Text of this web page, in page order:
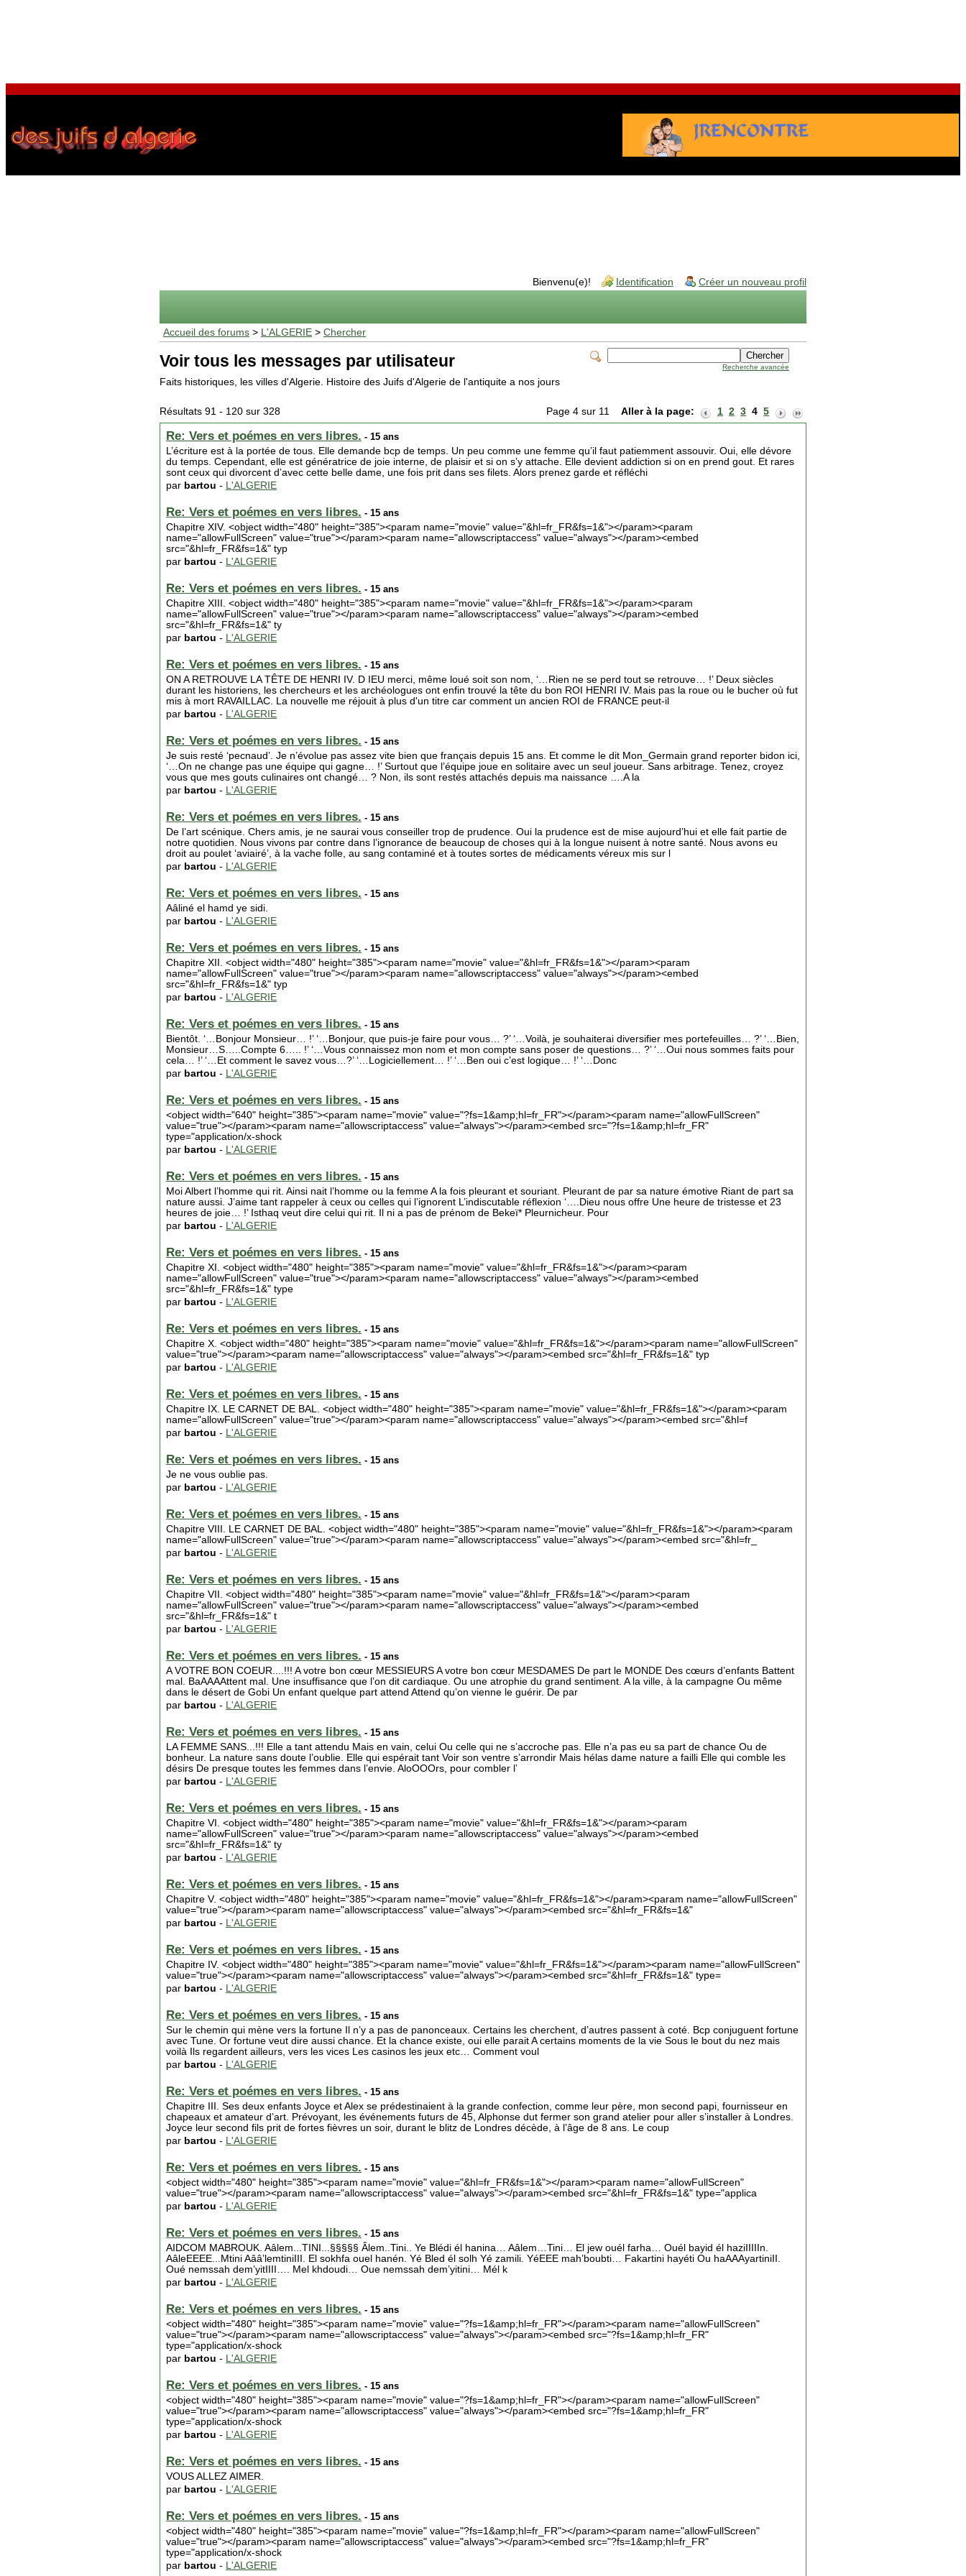
Bienvenu(e)! Identification Créer un nouveau profil
Accueil des forums > L'ALGERIE > Chercher
Recherche avancée
Voir tous les messages par utilisateur
Faits historiques, les villes d'Algerie. Histoire des Juifs d'Algerie de l'antiquite a nos jours
Page 4 sur 11 Aller à la page: 1 2 3 4 5
Résultats 91 - 120 sur 328
Re: Vers et poémes en vers libres. - 15 ans
L’écriture est à la portée de tous. Elle demande bcp de temps. Un peu comme une femme qu’il faut patiemment assouvir. Oui, elle dévore
du temps. Cependant, elle est génératrice de joie interne, de plaisir et si on s’y attache. Elle devient addiction si on en prend gout. Et rares
sont ceux qui divorcent d’avec cette belle dame, une fois prit dans ses filets. Alors prenez garde et réfléchi
par bartou - L'ALGERIE
Re: Vers et poémes en vers libres. - 15 ans
Chapitre XIV. <object width="480" height="385"><param name="movie" value="&hl=fr_FR&fs=1&"></param><param
name="allowFullScreen" value="true"></param><param name="allowscriptaccess" value="always"></param><embed
src="&hl=fr_FR&fs=1&" typ
par bartou - L'ALGERIE
Re: Vers et poémes en vers libres. - 15 ans
Chapitre XIII. <object width="480" height="385"><param name="movie" value="&hl=fr_FR&fs=1&"></param><param
name="allowFullScreen" value="true"></param><param name="allowscriptaccess" value="always"></param><embed
src="&hl=fr_FR&fs=1&" ty
par bartou - L'ALGERIE
Re: Vers et poémes en vers libres. - 15 ans
ON A RETROUVE LA TÊTE DE HENRI IV. D IEU merci, même loué soit son nom, ‘…Rien ne se perd tout se retrouve… !’ Deux siècles
durant les historiens, les chercheurs et les archéologues ont enfin trouvé la tête du bon ROI HENRI IV. Mais pas la roue ou le bucher où fut
mis à mort RAVAILLAC. La nouvelle me réjouit à plus d'un titre car comment un ancien ROI de FRANCE peut-il
par bartou - L'ALGERIE
Re: Vers et poémes en vers libres. - 15 ans
Je suis resté ‘pecnaud’. Je n’évolue pas assez vite bien que français depuis 15 ans. Et comme le dit Mon_Germain grand reporter bidon ici,
‘…On ne change pas une équipe qui gagne… !’ Surtout que l’équipe joue en solitaire avec un seul joueur. Sans arbitrage. Tenez, croyez
vous que mes gouts culinaires ont changé… ? Non, ils sont restés attachés depuis ma naissance ….A la
par bartou - L'ALGERIE
Re: Vers et poémes en vers libres. - 15 ans
De l’art scénique. Chers amis, je ne saurai vous conseiller trop de prudence. Oui la prudence est de mise aujourd’hui et elle fait partie de
notre quotidien. Nous vivons par contre dans l’ignorance de beaucoup de choses qui à la longue nuisent à notre santé. Nous avons eu
droit au poulet ‘aviairé’, à la vache folle, au sang contaminé et à toutes sortes de médicaments véreux mis sur l
par bartou - L'ALGERIE
Re: Vers et poémes en vers libres. - 15 ans
Aâliné el hamd ye sidi.
par bartou - L'ALGERIE
Re: Vers et poémes en vers libres. - 15 ans
Chapitre XII. <object width="480" height="385"><param name="movie" value="&hl=fr_FR&fs=1&"></param><param
name="allowFullScreen" value="true"></param><param name="allowscriptaccess" value="always"></param><embed
src="&hl=fr_FR&fs=1&" typ
par bartou - L'ALGERIE
Re: Vers et poémes en vers libres. - 15 ans
Bientôt. ‘…Bonjour Monsieur… !’ ‘…Bonjour, que puis-je faire pour vous… ?’ ‘…Voilà, je souhaiterai diversifier mes portefeuilles… ?’ ‘…Bien,
Monsieur…S…..Compte 6….. !’ ‘…Vous connaissez mon nom et mon compte sans poser de questions… ?’ ‘…Oui nous sommes faits pour
cela… !’ ‘…Et comment le savez vous…?’ ‘…Logiciellement… !’ ‘…Ben oui c’est logique… !’ ‘…Donc
par bartou - L'ALGERIE
Re: Vers et poémes en vers libres. - 15 ans
<object width="640" height="385"><param name="movie" value="?fs=1&amp;hl=fr_FR"></param><param name="allowFullScreen"
value="true"></param><param name="allowscriptaccess" value="always"></param><embed src="?fs=1&amp;hl=fr_FR"
type="application/x-shock
par bartou - L'ALGERIE
Re: Vers et poémes en vers libres. - 15 ans
Moi Albert l’homme qui rit. Ainsi nait l’homme ou la femme A la fois pleurant et souriant. Pleurant de par sa nature émotive Riant de part sa
nature aussi. J’aime tant rappeler à ceux ou celles qui l’ignorent L’indiscutable réflexion ‘….Dieu nous offre Une heure de tristesse et 23
heures de joie… !’ Isthaq veut dire celui qui rit. Il ni a pas de prénom de Bekeï* Pleurnicheur. Pour
par bartou - L'ALGERIE
Re: Vers et poémes en vers libres. - 15 ans
Chapitre XI. <object width="480" height="385"><param name="movie" value="&hl=fr_FR&fs=1&"></param><param
name="allowFullScreen" value="true"></param><param name="allowscriptaccess" value="always"></param><embed
src="&hl=fr_FR&fs=1&" type
par bartou - L'ALGERIE
Re: Vers et poémes en vers libres. - 15 ans
Chapitre X. <object width="480" height="385"><param name="movie" value="&hl=fr_FR&fs=1&"></param><param name="allowFullScreen"
value="true"></param><param name="allowscriptaccess" value="always"></param><embed src="&hl=fr_FR&fs=1&" typ
par bartou - L'ALGERIE
Re: Vers et poémes en vers libres. - 15 ans
Chapitre IX. LE CARNET DE BAL. <object width="480" height="385"><param name="movie" value="&hl=fr_FR&fs=1&"></param><param
name="allowFullScreen" value="true"></param><param name="allowscriptaccess" value="always"></param><embed src="&hl=f
par bartou - L'ALGERIE
Re: Vers et poémes en vers libres. - 15 ans
Je ne vous oublie pas.
par bartou - L'ALGERIE
Re: Vers et poémes en vers libres. - 15 ans
Chapitre VIII. LE CARNET DE BAL. <object width="480" height="385"><param name="movie" value="&hl=fr_FR&fs=1&"></param><param
name="allowFullScreen" value="true"></param><param name="allowscriptaccess" value="always"></param><embed src="&hl=fr_
par bartou - L'ALGERIE
Re: Vers et poémes en vers libres. - 15 ans
Chapitre VII. <object width="480" height="385"><param name="movie" value="&hl=fr_FR&fs=1&"></param><param
name="allowFullScreen" value="true"></param><param name="allowscriptaccess" value="always"></param><embed
src="&hl=fr_FR&fs=1&" t
par bartou - L'ALGERIE
Re: Vers et poémes en vers libres. - 15 ans
A VOTRE BON COEUR....!!! A votre bon cœur MESSIEURS A votre bon cœur MESDAMES De part le MONDE Des cœurs d’enfants Battent
mal. BaAAAAttent mal. Une insuffisance que l’on dit cardiaque. Ou une atrophie du grand sentiment. A la ville, à la campagne Ou même
dans le désert de Gobi Un enfant quelque part attend Attend qu’on vienne le guérir. De par
par bartou - L'ALGERIE
Re: Vers et poémes en vers libres. - 15 ans
LA FEMME SANS...!!! Elle a tant attendu Mais en vain, celui Ou celle qui ne s’accroche pas. Elle n’a pas eu sa part de chance Ou de
bonheur. La nature sans doute l’oublie. Elle qui espérait tant Voir son ventre s’arrondir Mais hélas dame nature a failli Elle qui comble les
désirs De presque toutes les femmes dans l’envie. AloOOOrs, pour combler l’
par bartou - L'ALGERIE
Re: Vers et poémes en vers libres. - 15 ans
Chapitre VI. <object width="480" height="385"><param name="movie" value="&hl=fr_FR&fs=1&"></param><param
name="allowFullScreen" value="true"></param><param name="allowscriptaccess" value="always"></param><embed
src="&hl=fr_FR&fs=1&" ty
par bartou - L'ALGERIE
Re: Vers et poémes en vers libres. - 15 ans
Chapitre V. <object width="480" height="385"><param name="movie" value="&hl=fr_FR&fs=1&"></param><param name="allowFullScreen"
value="true"></param><param name="allowscriptaccess" value="always"></param><embed src="&hl=fr_FR&fs=1&"
par bartou - L'ALGERIE
Re: Vers et poémes en vers libres. - 15 ans
Chapitre IV. <object width="480" height="385"><param name="movie" value="&hl=fr_FR&fs=1&"></param><param name="allowFullScreen"
value="true"></param><param name="allowscriptaccess" value="always"></param><embed src="&hl=fr_FR&fs=1&" type=
par bartou - L'ALGERIE
Re: Vers et poémes en vers libres. - 15 ans
Sur le chemin qui mène vers la fortune Il n’y a pas de panonceaux. Certains les cherchent, d’autres passent à coté. Bcp conjuguent fortune
avec Tune. Or fortune veut dire aussi chance. Et la chance existe, oui elle parait A certains moments de la vie Sous le bout du nez mais
voilà Ils regardent ailleurs, vers les vices Les casinos les jeux etc… Comment voul
par bartou - L'ALGERIE
Re: Vers et poémes en vers libres. - 15 ans
Chapitre III. Ses deux enfants Joyce et Alex se prédestinaient à la grande confection, comme leur père, mon second papi, fournisseur en
chapeaux et amateur d’art. Prévoyant, les événements futurs de 45, Alphonse dut fermer son grand atelier pour aller s’installer à Londres.
Joyce leur second fils prit de fortes fièvres un soir, durant le blitz de Londres décède, à l’âge de 8 ans. Le coup
par bartou - L'ALGERIE
Re: Vers et poémes en vers libres. - 15 ans
<object width="480" height="385"><param name="movie" value="&hl=fr_FR&fs=1&"></param><param name="allowFullScreen"
value="true"></param><param name="allowscriptaccess" value="always"></param><embed src="&hl=fr_FR&fs=1&" type="applica
par bartou - L'ALGERIE
Re: Vers et poémes en vers libres. - 15 ans
AIDCOM MABROUK. Aâlem...TINI...§§§§§ Âlem..Tini.. Ye Blédi él hanina… Aâlem…Tini… El jew ouél farha… Ouél bayid él haziIIIIIn.
AâleEEEE...Mtini Aââ’lemtiniIII. El sokhfa ouel hanén. Yé Bled él solh Yé zamili. YéEEE mah’boubti… Fakartini hayéti Ou haAAAyartiniII.
Oué nemssah dem’yitIIII…. Mel khdoudi… Oue nemssah dem’yitini… Mél k
par bartou - L'ALGERIE
Re: Vers et poémes en vers libres. - 15 ans
<object width="480" height="385"><param name="movie" value="?fs=1&amp;hl=fr_FR"></param><param name="allowFullScreen"
value="true"></param><param name="allowscriptaccess" value="always"></param><embed src="?fs=1&amp;hl=fr_FR"
type="application/x-shock
par bartou - L'ALGERIE
Re: Vers et poémes en vers libres. - 15 ans
<object width="480" height="385"><param name="movie" value="?fs=1&amp;hl=fr_FR"></param><param name="allowFullScreen"
value="true"></param><param name="allowscriptaccess" value="always"></param><embed src="?fs=1&amp;hl=fr_FR"
type="application/x-shock
par bartou - L'ALGERIE
Re: Vers et poémes en vers libres. - 15 ans
VOUS ALLEZ AIMER.
par bartou - L'ALGERIE
Re: Vers et poémes en vers libres. - 15 ans
<object width="480" height="385"><param name="movie" value="?fs=1&amp;hl=fr_FR"></param><param name="allowFullScreen"
value="true"></param><param name="allowscriptaccess" value="always"></param><embed src="?fs=1&amp;hl=fr_FR"
type="application/x-shock
par bartou - L'ALGERIE